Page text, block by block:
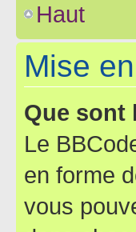
Haut
Mise
Que sont
Le
en forme
vous